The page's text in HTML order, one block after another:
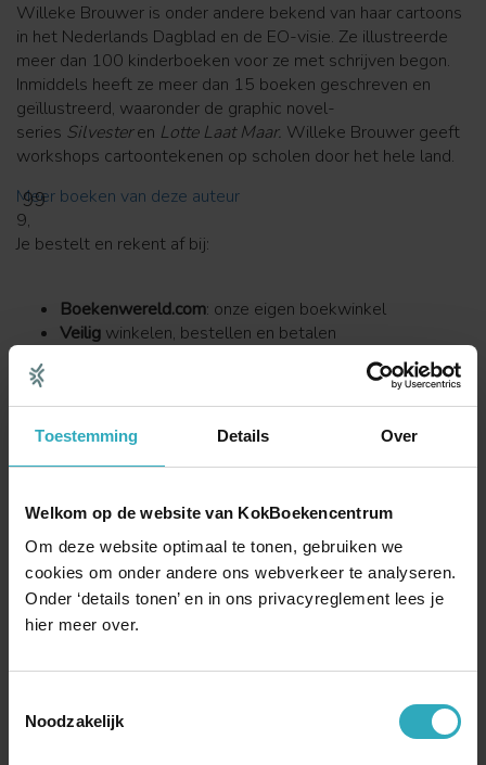
Toestemming Details Over
Welkom op de website van KokBoekencentrum
Om deze website optimaal te tonen, gebruiken we
cookies om onder andere ons webverkeer te analyseren.
Onder ‘details tonen’ en in ons privacyreglement lees je
hier meer over.
Noodzakelijk
Willeke Brouwer is onder andere bekend van haar cartoons
in het Nederlands Dagblad en de EO-visie. Ze illustreerde
meer dan 100 kinderboeken voor ze met schrijven begon.
Inmiddels heeft ze meer dan 15 boeken geschreven en
geïllustreerd, waaronder de graphic novel-
series Silvesteren Lotte Laat Maar. Willeke Brouwer geeft
workshops cartoontekenen op scholen door het hele land.
Meer boeken van deze auteur
9,
99
Je bestelt en rekent af bij:
Boekenwereld.com: onze eigen boekwinkel
Veilig winkelen, bestellen en betalen
Paperback Luisterboek
9,
99
Taal:
Nederlands
ISBN:9789026622694
Je bestelt en rekent af bij:
Boekenwereld.com: onze eigen boekwinkel
Regelmatig